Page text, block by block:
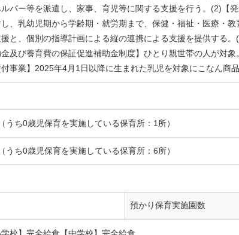
ルパー等を派遣し、家事、育児等に関する支援を行う。(2)【
し、乳幼児期から学齢期・就労期まで、保健・福祉・医療・
援と、個別の指導計画による縦の連携による支援を提供する
及び養育費の保証促進補助金制度】ひとり親世帯の人が対
付事業】2025年4月1日以降に生まれた乳児を対象にこなん商
うち0歳児保育を実施している保育所：1所）
うち0歳児保育を実施している保育所：6所）
預かり保育実施園数